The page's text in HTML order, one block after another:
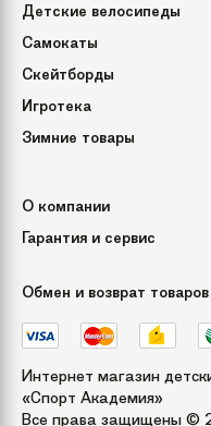
Вес с упаковкой 52.5
Инструкция по
монтажу
Бренд
Модель
происхождения
Детские велосипеды
Самокаты
Скейтборды
Игротека
Зимние товары
О компании
Гарантия и сервис
Обмен и возврат товаров
Интернет магазин
«Спорт Академия»
Все права защищены ©